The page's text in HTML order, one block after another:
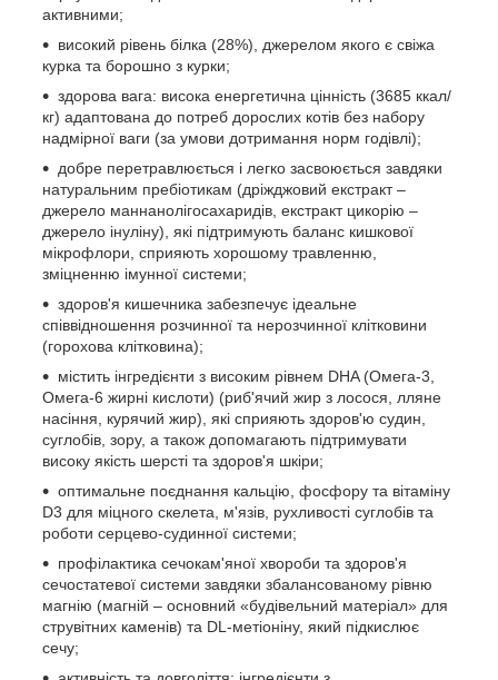
активними;
високий рівень білка (28%), джерелом якого є свіжа
курка та борошно з курки;
здорова вага: висока енергетична цінність (3685 ккал/
кг) адаптована до потреб дорослих котів без набору
надмірної ваги (за умови дотримання норм годівлі);
добре перетравлюється і легко засвоюється завдяки
натуральним пребіотикам (дріжджовий екстракт –
джерело маннанолігосахаридів, екстракт цикорію –
джерело інуліну), які підтримують баланс кишкової
мікрофлори, сприяють хорошому травленню,
зміцненню імунної системи;
здоров'я кишечника забезпечує ідеальне
співвідношення розчинної та нерозчинної клітковини
(горохова клітковина);
містить інгредієнти з високим рівнем DHA (Омега-3,
Омега-6 жирні кислоти) (риб'ячий жир з лосося, лляне
насіння, курячий жир), які сприяють здоров'ю судин,
суглобів, зору, а також допомагають підтримувати
високу якість шерсті та здоров'я шкіри;
оптимальне поєднання кальцію, фосфору та вітаміну
D3 для міцного скелета, м'язів, рухливості суглобів та
роботи серцево-судинної системи;
профілактика сечокам'яної хвороби та здоров'я
сечостатевої системи завдяки збалансованому рівню
магнію (магній – основний «будівельний матеріал» для
струвітних каменів) та DL-метіоніну, який підкислює
сечу;